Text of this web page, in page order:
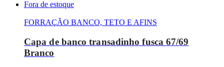
Fora de estoque
FORRAÇÃO BANCO, TETO E AFINS
Capa de banco transadinho fusca 67/69
Branco